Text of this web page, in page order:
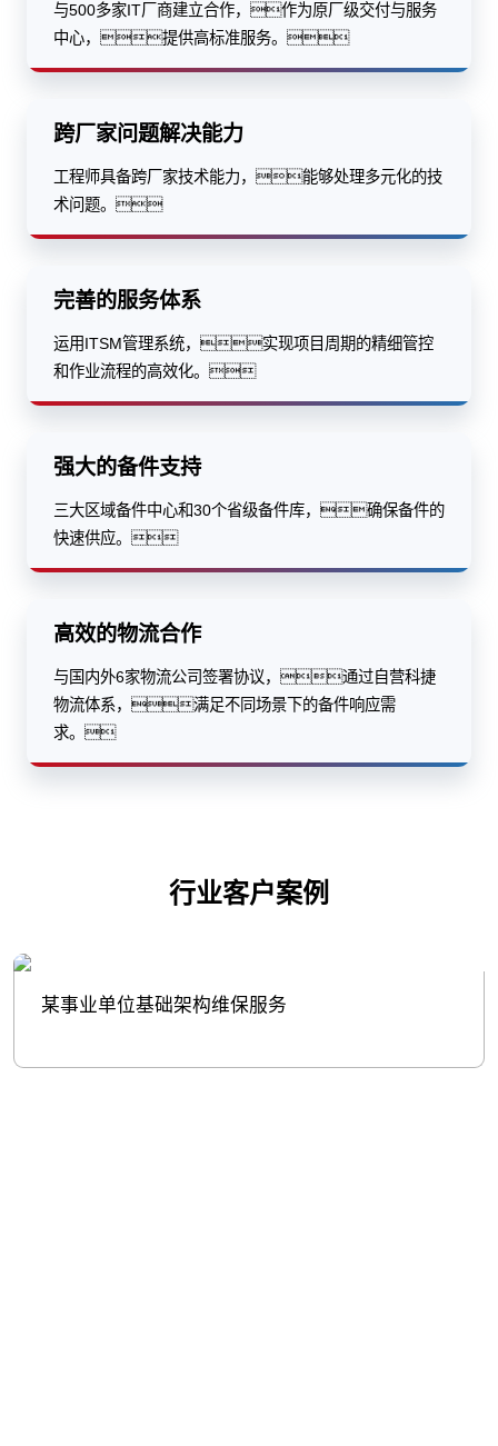
与500多家IT厂商建立合作，作为原厂级交付与服务
中心，提供高标准服务。
跨厂家问题解决能力
工程师具备跨厂家技术能力，能够处理多元化的技
术问题。
完善的服务体系
运用ITSM管理系统，实现项目周期的精细管控
和作业流程的高效化。
强大的备件支持
三大区域备件中心和30个省级备件库，确保备件的
快速供应。
高效的物流合作
与国内外6家物流公司签署协议，通过自营科捷
物流体系，满足不同场景下的备件响应需
求。
行业客户案例
某事业单位基础架构维保服务